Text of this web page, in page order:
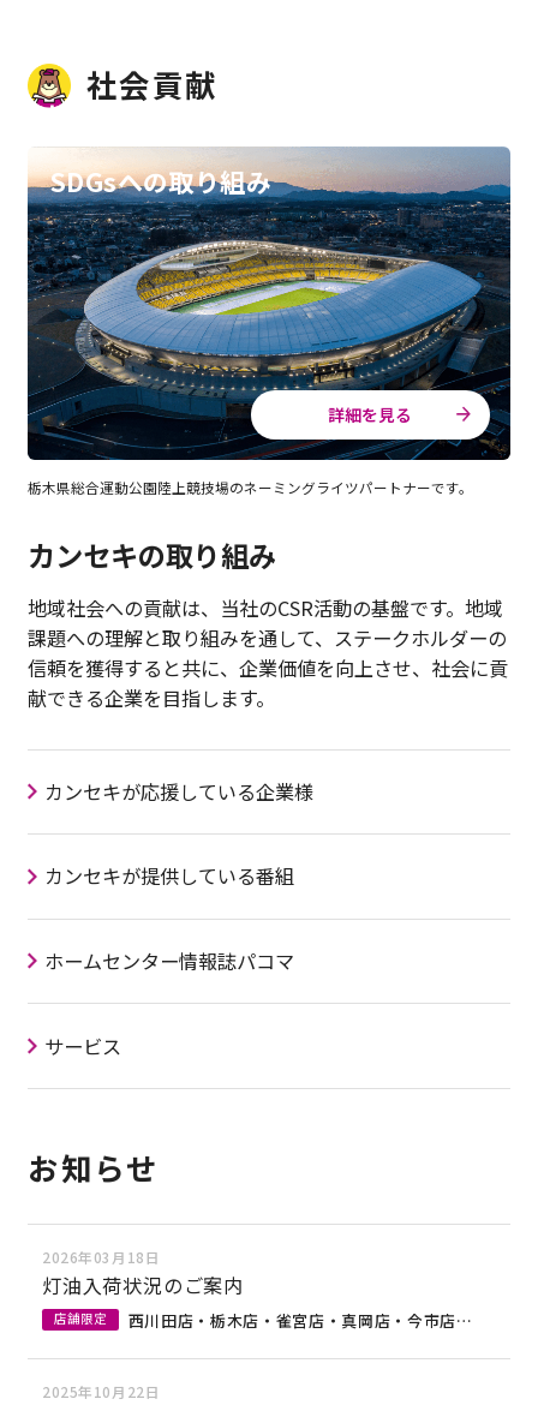
社会貢献
SDGsへの取り組み
詳細を見る
栃木県総合運動公園陸上競技場のネーミングライツパートナーです。
カンセキの取り組み
地域社会への貢献は、当社のCSR活動の基盤です。地域
課題への理解と取り組みを通して、ステークホルダーの
信頼を獲得すると共に、企業価値を向上させ、社会に貢
献できる企業を目指します。
カンセキが応援している企業様
カンセキが提供している番組
ホームセンター情報誌パコマ
サービス
お知らせ
2026年03月18日
灯油入荷状況のご案内
店舗限定 西川田店・栃木店・雀宮店・真岡店・今市店・佐野店
2025年10月22日